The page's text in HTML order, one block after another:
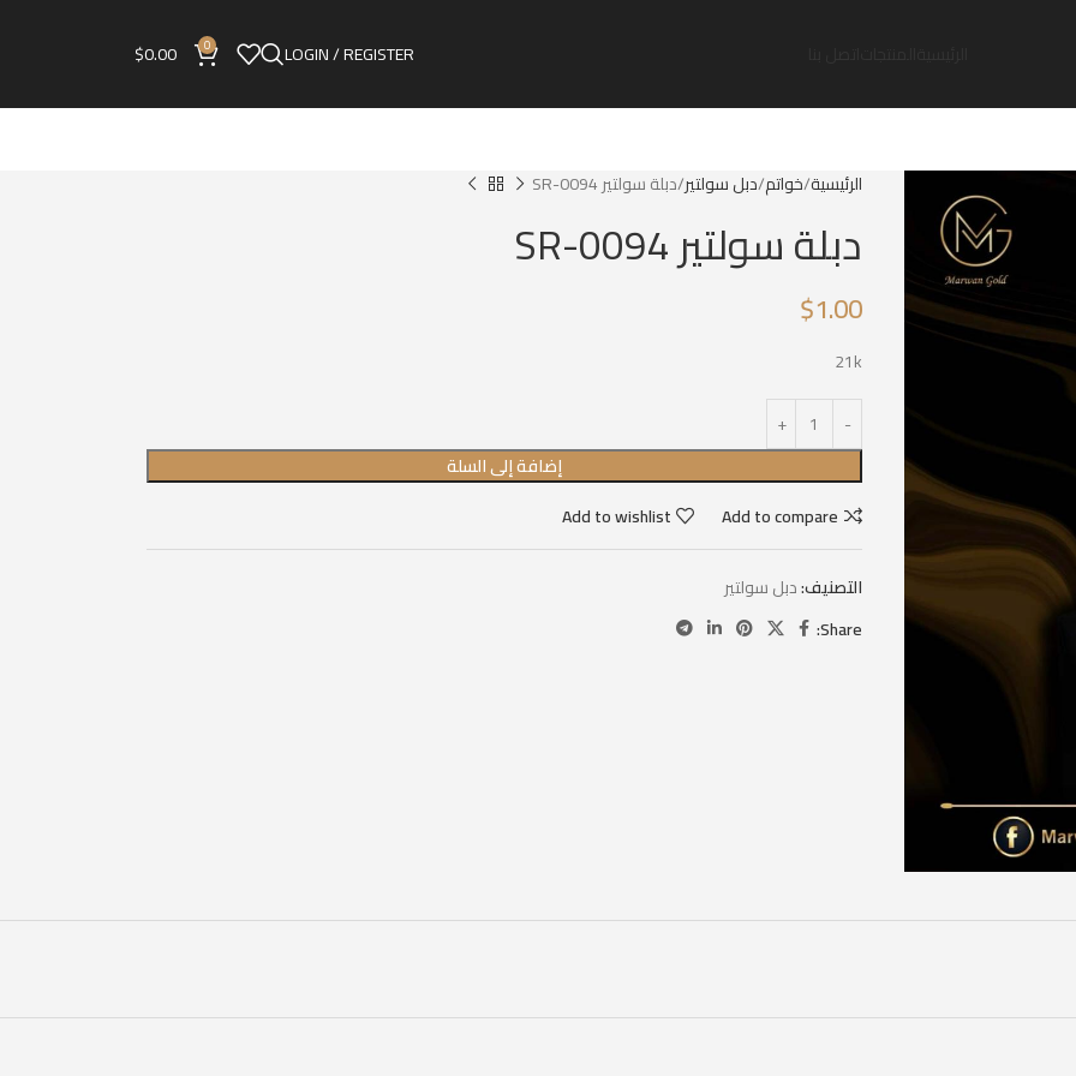
LOGIN / REGISTER
0
$0.00
الرئيسية خواتم دبل سولتير دبلة سولتير SR-0094
دبلة سولتير SR-0094
$1.00
21k
إضافة إلى السلة
Add to compare
Add to wishlist
التصنيف:دبل سولتير
Share: